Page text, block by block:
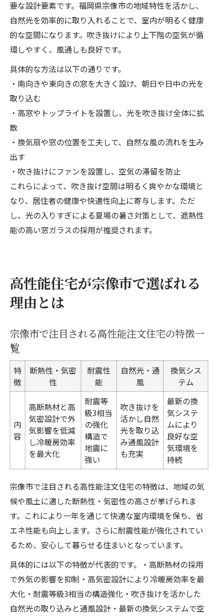
要な設計要素です。福岡県宗像市の地域特性を活かし、
自然光を効率的に取り入れることで、室内が明るく健康
的な空間になります。吹き抜けにより上下階の空気が循
環しやすく、風通しも良好です。
具体的な方法は以下の通りです。
・南向きや東向きの窓を大きく設け、朝日や日中の光を
取り込む
・高窓やトップライトを設置し、光を吹き抜け全体に拡
散
・換気扇や窓の位置を工夫して、自然な風の流れを生み
出す
・吹き抜けにファンを設置し、空気の滞留を防止
これらによって、吹き抜け空間は明るく爽やかな環境と
なり、居住者の健康や快適性向上に寄与します。ただ
し、光の入りすぎによる夏場の暑さ対策として、遮熱性
能の高い窓ガラスの採用が推奨されます。
高性能住宅が宗像市で選ばれる
理由とは
宗像市で注目される高性能注文住宅の特徴一
覧
特
徴
断熱性・気密
性
耐震性
能
自然光・通
風
換気シス
テム
内
容
高断熱材と高
気密設計で外
気影響を低減
し冷暖房効率
を最大化
耐震等
級3相当
の強化
構造で
地震に
強い
吹き抜けを
活かし自然
光を取り込
み通風設計
も充実
最新の換
気システ
ムにより
良好な空
気環境を
持続
宗像市で注目される高性能注文住宅の特徴は、地域の気
候や風土に適した断熱性・気密性の高さが挙げられま
す。これにより一年を通じて快適な室内環境を保ち、省
エネ性能も向上します。さらに耐震性能が強化されてい
るため、安心して暮らせる住まいとなっています。
具体的には以下の特徴が代表的です。・高断熱材の採用
で外気の影響を抑制・高気密設計により冷暖房効率を最
大化・耐震等級3相当の構造強化・吹き抜けを活かした
自然光の取り込みと通風設計・最新の換気システムで空